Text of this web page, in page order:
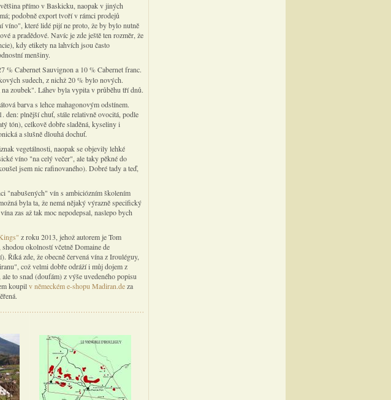
přímo v Baskicku, naopak v jiných
podobně export tvoří v rámci prodejů
víno", které lidé pijí ne proto, že by bylo nutně
a pradědové. Navíc je zde ještě ten rozměr, že
kdy etikety na lahvích jsou často
menšiny.
% Cabernet Sauvignon a 10 % Cabernet franc.
sudech, z nichž 20 % bylo nových.
zoubek". Láhev byla vypita v průběhu tří dnů.
barva s lehce mahagonovým odstínem.
plnější chuť, stále relativně ovocitá, podle
tón), celkově dobře sladěná, kyseliny i
a slušně dlouhá dochuť.
vegetálnosti, naopak se objevily lehké
víno "na celý večer", ale taky pěkné do
jsem nic rafinovaného). Dobré tady a teď,
"nabušených" vín s ambiciózním školením
byla ta, že nemá nějaký výrazně specifický
zas až tak moc nepodepsal, naslepo bych
z roku 2013, jehož autorem je Tom
okolností včetně Domaine de
Říká zde, že obecně červená vína z Irouléguy,
což velmi dobře odráží i můj dojem z
to snad (doufám) z výše uvedeného popisu
koupilv německém e-shopu Madiran.deza